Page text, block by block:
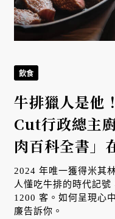
飲食
牛排獵人是他
Cut行政總主
肉百科全書」
2024 年唯一獲得米其
人懂吃牛排的時代記
1200 客。如何呈現心
廉告訴你。